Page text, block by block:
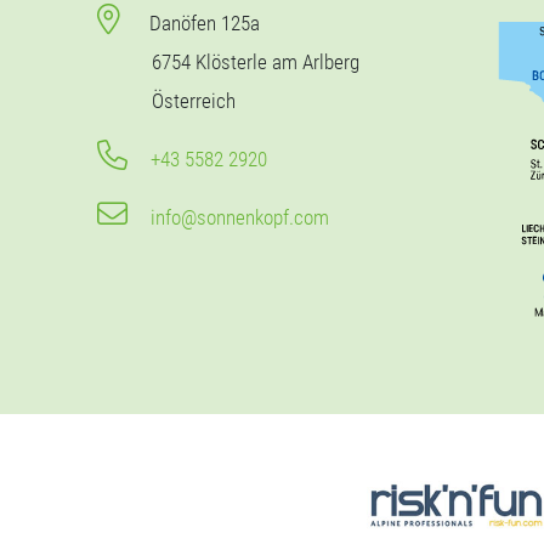
Danöfen 125a
6754 Klösterle am Arlberg
Österreich
+43 5582 2920
info@sonnenkopf.com